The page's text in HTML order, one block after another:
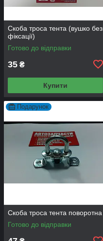
Скоба троса тента (вушко без
фіксації)
Готово до відправки
35 ₴
Купити
Подарунок
Скоба троса тента поворотна
Готово до відправки